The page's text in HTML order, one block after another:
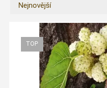
Nejnovější